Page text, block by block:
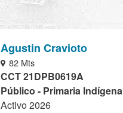
Agustin Cravioto
82 Mts
CCT 21DPB0619A
Público - Primaria Indígena
Activo 2026